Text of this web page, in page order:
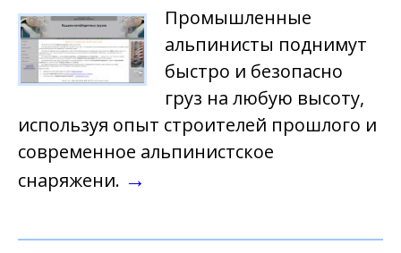
Промышленные
альпинисты поднимут
быстро и безопасно
груз на любую высоту,
используя опыт строителей прошлого и
современное альпинистское
снаряжени. →